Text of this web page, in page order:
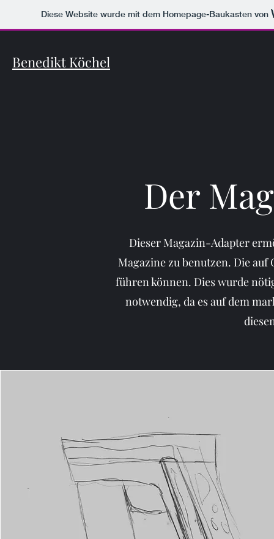
Diese Website wurde mit dem Homepage-Baukasten von
Benedikt Köchel
Der
Dieser Magazin-Adapter
Magazine zu benutzen. Die
führen können. Dies wurde
notwendig, da es auf dem